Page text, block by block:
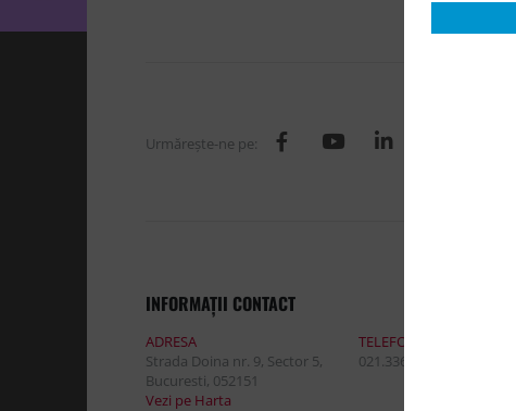
Urmăreşte-ne pe:
INFORMAŢII CONTACT
ADRESA
Strada Doina nr. 9, Sector 5,
Bucuresti, 052151
Vezi pe Harta
TELEFON:
021.336.03.32